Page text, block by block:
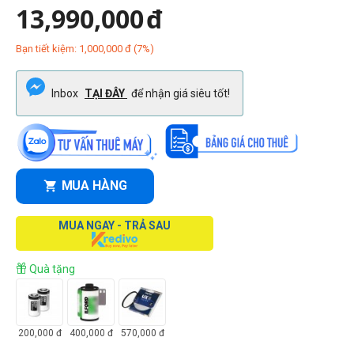
13,990,000đ
Bạn tiết kiệm: 1,000,000 đ (7%)
Inbox TẠI ĐÂY để nhận giá siêu tốt!
MUA HÀNG
MUA NGAY - TRẢ SAU
Quà tặng
200,000 đ 400,000 đ 570,000 đ